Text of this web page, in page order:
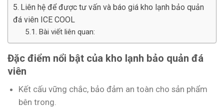
Liên hệ để được tư vấn và báo giá kho lạnh bảo quản
đá viên ICE COOL
Bài viết liên quan:
Đặc điểm nổi bật của kho lạnh bảo quản đá
viên
Kết cấu vững chắc, bảo đảm an toàn cho sản phẩm
bên trong.